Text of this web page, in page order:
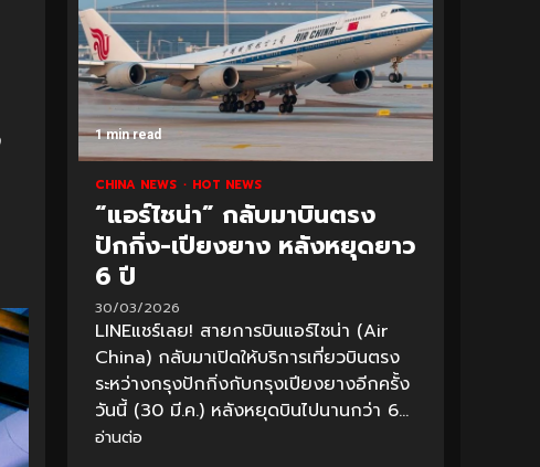
1 min read
CHINA NEWS HOT NEWS
“แอร์ไชน่า” กลับมาบินตรง
ปักกิ่ง-เปียงยาง หลังหยุดยาว
6 ปี
30/03/2026
LINEแชร์เลย! สายการบินแอร์ไชน่า (Air
China) กลับมาเปิดให้บริการเที่ยวบินตรง
ระหว่างกรุงปักกิ่งกับกรุงเปียงยางอีกครั้ง
วันนี้ (30 มี.ค.) หลังหยุดบินไปนานกว่า 6...
อ่านต่อ